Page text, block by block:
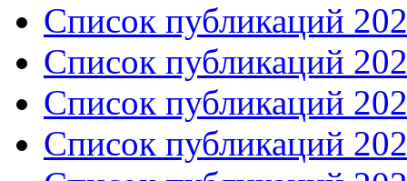
Список публикаций
Список публикаций
Список публикаций
Список публикаций